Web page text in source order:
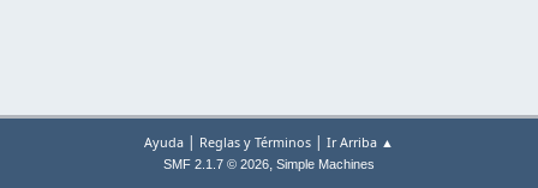
Ayuda | Reglas y Términos | Ir Arriba ▲
SMF 2.1.7 © 2026, Simple Machines